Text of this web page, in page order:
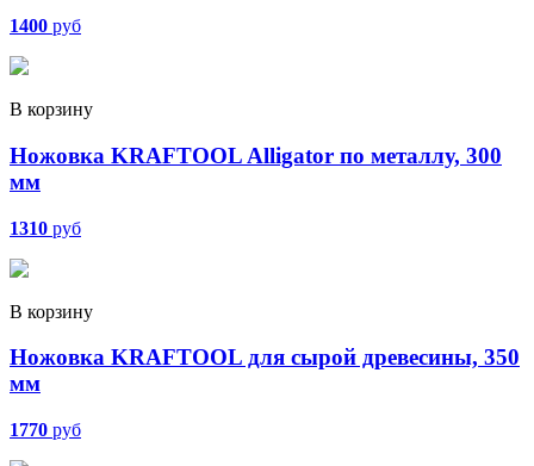
1400 руб
В корзину
Ножовка KRAFTOOL Alligator по металлу, 300
мм
1310 руб
В корзину
Ножовка KRAFTOOL для сырой древесины, 350
мм
1770 руб